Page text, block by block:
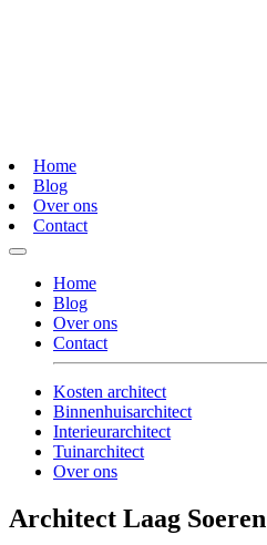
Home
Blog
Over ons
Contact
Home
Blog
Over ons
Contact
Kosten architect
Binnenhuisarchitect
Interieurarchitect
Tuinarchitect
Over ons
Architect Laag Soeren